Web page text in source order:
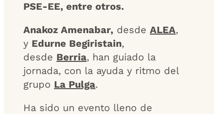
PSE-EE, entre otros.
Anakoz Amenabar, desde ALEA,
y Edurne Begiristain,
desde Berria, han guiado la
jornada, con la ayuda y ritmo del
grupo La Pulga.
Ha sido un evento lleno de